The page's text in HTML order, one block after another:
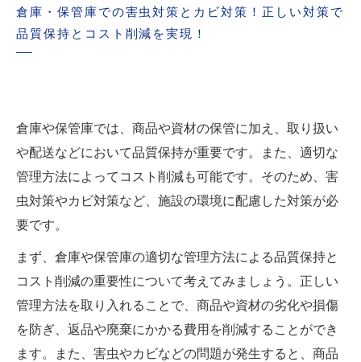
倉庫・保管庫での害虫対策とカビ対策！正しい対策で
品質保持とコスト削減を実現！
倉庫や保管庫では、商品や資材の保管に加え、取り扱い
や配送などにおいて品質保持が重要です。また、適切な
管理方法によってコスト削減も可能です。そのため、害
虫対策やカビ対策など、施設の環境に配慮した対策が必
要です。
まず、倉庫や保管庫の適切な管理方法による品質保持と
コスト削減の重要性について考えてみましょう。正しい
管理方法を取り入れることで、商品や資材の劣化や損傷
を防ぎ、返品や廃棄にかかる費用を削減することができ
ます。また、害虫やカビなどの問題が発生すると、商品